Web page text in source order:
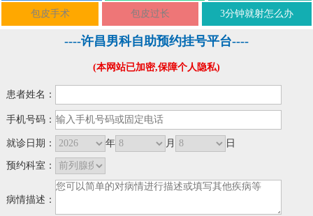
包皮手术 包皮过长 3分钟就射怎么办
----许昌男科自助预约挂号平台----
(本网站已加密,保障个人隐私)
患者姓名：
手机号码：
就诊日期： 年 月 日
预约科室：
病情描述：